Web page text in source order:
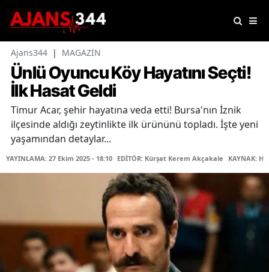
Ajans344 | MAGAZİN
Ünlü Oyuncu Köy Hayatını Seçti!
İlk Hasat Geldi
Timur Acar, şehir hayatına veda etti! Bursa'nın İznik
ilçesinde aldığı zeytinlikte ilk ürününü topladı. İşte yeni
yaşamından detaylar...
YAYINLAMA: 27 Ekim 2025 - 18:10 EDİTÖR: Kürşat Kerem Akçakale KAYNAK: